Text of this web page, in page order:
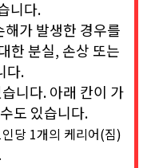
니다.
가 발생한 경우를
한 분실, 손상 또는
다.
니다. 아래 칸이 가
도 있습니다.
당 1개의 케리어(짐)